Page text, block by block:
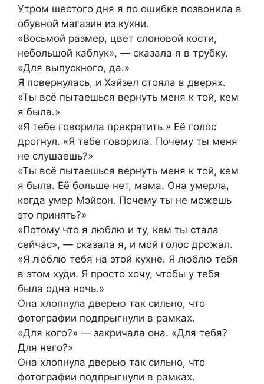
Утром шестого дня я по ошибке позвонила в
обувной магазин из кухни.
«Восьмой размер, цвет слоновой кости,
небольшой каблук», — сказала я в трубку.
«Для выпускного, да.»
Я повернулась, и Хэйзел стояла в дверях.
«Ты всё пытаешься вернуть меня к той, кем
я была.»
«Я тебе говорила прекратить.» Её голос
дрогнул. «Я тебе говорила. Почему ты меня
не слушаешь?»
«Ты всё пытаешься вернуть меня к той, кем
я была. Её больше нет, мама. Она умерла,
когда умер Мэйсон. Почему ты не можешь
это принять?»
«Потому что я люблю и ту, кем ты стала
сейчас», — сказала я, и мой голос дрожал.
«Я люблю тебя на этой кухне. Я люблю тебя
в этом худи. Я просто хочу, чтобы у тебя
была одна ночь.»
Она хлопнула дверью так сильно, что
фотографии подпрыгнули в рамках.
«Для кого?» — закричала она. «Для тебя?
Для него?»
Она хлопнула дверью так сильно, что
фотографии подпрыгнули в рамках.